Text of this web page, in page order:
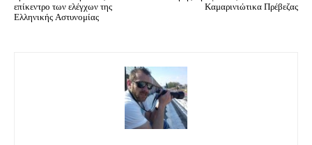
επίκεντρο των ελέγχων της
Ελληνικής Αστυνομίας
Καμαρινιώτικα Πρέβεζας